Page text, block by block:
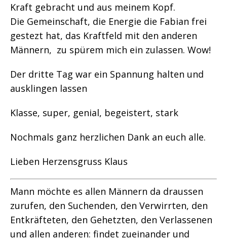
Kraft gebracht und aus meinem Kopf.
Die Gemeinschaft, die Energie die Fabian frei
gestezt hat, das Kraftfeld mit den anderen
Männern, zu spürem mich ein zulassen. Wow!
Der dritte Tag war ein Spannung halten und
ausklingen lassen
Klasse, super, genial, begeistert, stark
Nochmals ganz herzlichen Dank an euch alle.
Lieben Herzensgruss Klaus
Mann möchte es allen Männern da draussen
zurufen, den Suchenden, den Verwirrten, den
Entkräfteten, den Gehetzten, den Verlassenen
und allen anderen: findet zueinander und